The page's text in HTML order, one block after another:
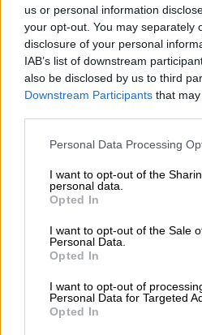
us or personal information
your opt-out. You may separately
disclosure of your personal
IAB’s list of downstream
also be disclosed by us to third
Downstream Participants that
Please note that this website/app
not limited to your visit or usage
grant or deny consent to Google
use your data for below specified
consent section.
Personal Data Processing
I want to opt-out of the
personal data.
Opted In
I want to opt-out of the Sale
Personal Data.
Opted In
I want to opt-out of
Personal Data for Targeted
Opted In
Lifestyle|05.08.2026 14:27
Ξανά μπλεξίματα για
Παραγωγός τον
πλήρωσε για εργασία
νοημοσύνη
Η συνεργασία που δεν